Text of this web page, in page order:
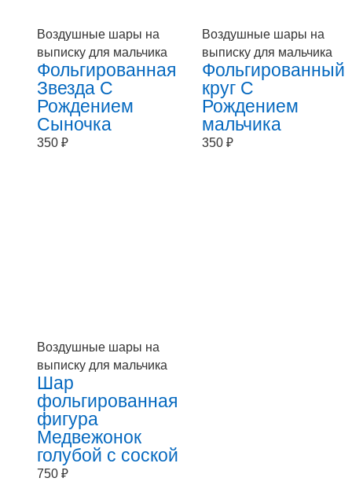
Воздушные шары на
выписку для мальчика
Фольгированная
Звезда С
Рождением
Сыночка
350 ₽
Воздушные шары на
выписку для мальчика
Фольгированный
круг С
Рождением
мальчика
350₽
Воздушные шары на
выписку для мальчика
Шар
фольгированная
фигура
Медвежонок
голубой с соской
750 ₽